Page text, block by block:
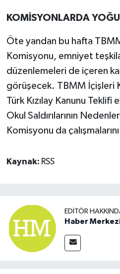
KOMİSYONLARDA
Öte yandan bu hafta
Komisyonu, emniyet
düzenlemeleri de içeren
görüşecek. TBMM İçişleri
Türk Kızılay Kanunu Teklifi
Okul Saldırılarının
Komisyonu da
Kaynak: RSS
EDITÖR
Haber